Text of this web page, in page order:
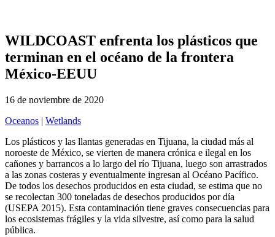
WILDCOAST enfrenta los plásticos que
terminan en el océano de la frontera
México-EEUU
16 de noviembre de 2020
Oceanos | Wetlands
Los plásticos y las llantas generadas en Tijuana, la ciudad más al
noroeste de México, se vierten de manera crónica e ilegal en los
cañones y barrancos a lo largo del río Tijuana, luego son arrastrados
a las zonas costeras y eventualmente ingresan al Océano Pacífico.
De todos los desechos producidos en esta ciudad, se estima que no
se recolectan 300 toneladas de desechos producidos por día
(USEPA 2015). Esta contaminación tiene graves consecuencias para
los ecosistemas frágiles y la vida silvestre, así como para la salud
pública.